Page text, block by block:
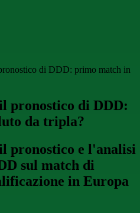
di DDD: primo match in
pronostico di DDD:
da tripla?
pronostico e l'analisi
sul match di
in Europa